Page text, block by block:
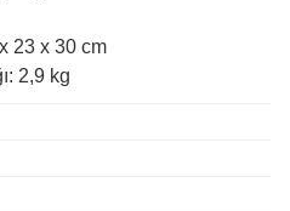
23 x 30 cm
2,9 kg